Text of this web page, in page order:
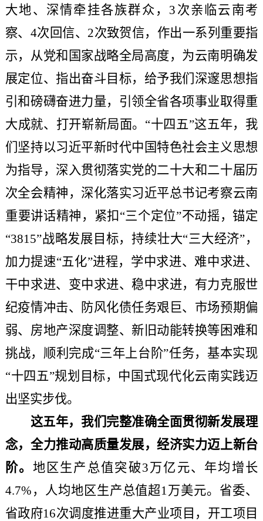
大地、深情牵挂各族群众， 3次亲临云南考
察、4次回信、2次致贺信，作出一系列重要指
示，从党和国家战略全局高度，为云南明确发
展定位、指出奋斗目标，给予我们深邃思想指
引和磅礴奋进力量，引领全省各项事业取得重
大成就、打开崭新局面。“十四五”这五年，我
们坚持以习近平新时代中国特色社会主义思想
为指导，深入贯彻落实党的二十大和二十届历
次全会精神，深化落实习近平总书记考察云南
重要讲话精神，紧扣“三个定位”不动摇，锚定
“3815”战略发展目标，持续壮大“三大经济”，
加力提速“五化”进程，学中求进、难中求进、
干中求进、变中求进、稳中求进，有力克服世
纪疫情冲击、防风化债任务艰巨、市场预期偏
弱、房地产深度调整、新旧动能转换等困难和
挑战，顺利完成“三年上台阶”任务，基本实现
“十四五”规划目标，中国式现代化云南实践迈
出坚实步伐。
这五年，我们完整准确全面贯彻新发展理
念，全力推动高质量发展，经济实力迈上新台
阶。 地区生产总值突破3万亿元、年均增长
4.7%，人均地区生产总值超1万美元。省委、
省政府16次调度推进重大产业项目，开工项目